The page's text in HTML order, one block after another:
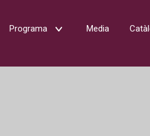
Programa Media